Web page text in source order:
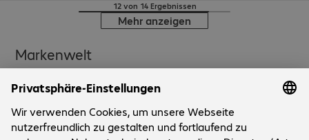
12 von 14 Ergebnissen
Mehr anzeigen
Markenwelt